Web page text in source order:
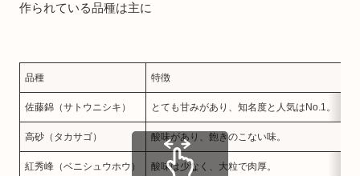
作られている品種は主に
品種 特徴
佐藤錦（サトウニシキ） とても甘みがあり、知名度と人気はNo.1。
高砂（タカサゴ） 酸味があり、飽きのこない味。
紅秀峰（ベニシュウホウ） 酸味は少なく、大粒で肉厚。